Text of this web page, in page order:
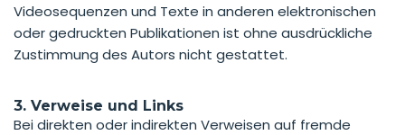
Videosequenzen und Texte in anderen elektronischen
oder gedruckten Publikationen ist ohne ausdrückliche
Zustimmung des Autors nicht gestattet.
3. Verweise und Links
Bei direkten oder indirekten Verweisen auf fremde